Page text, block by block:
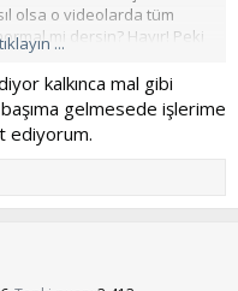
olsa o videolarda tüm
mi dersin? Hayır! Peki
tahmin edin...
yapmasa bile
masturbasyon yapmaya
çünkü aslında ilkel
programlıdır.
beyninizde aşırı bir
dopamin salgısı
...
kalkınca mal gibi
gelmesede işlerime
ediyorum.